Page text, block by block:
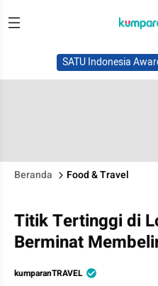
SATU Indonesia
Beranda Food & Travel
Titik Tertinggi di
Berminat
kumparanTRAVEL